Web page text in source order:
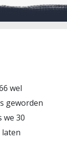
wel
geworden
we 30